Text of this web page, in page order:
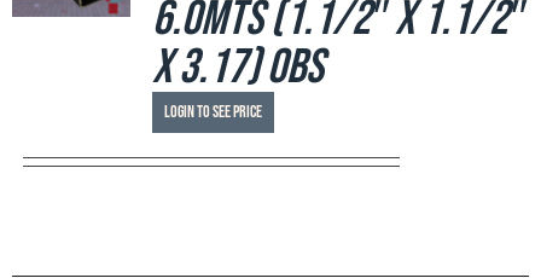
6.0mts (1.1/2″ x 1.1/2″
x 3.17) OBS
Login to see price